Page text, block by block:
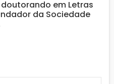
doutorando em Letras
da Sociedade